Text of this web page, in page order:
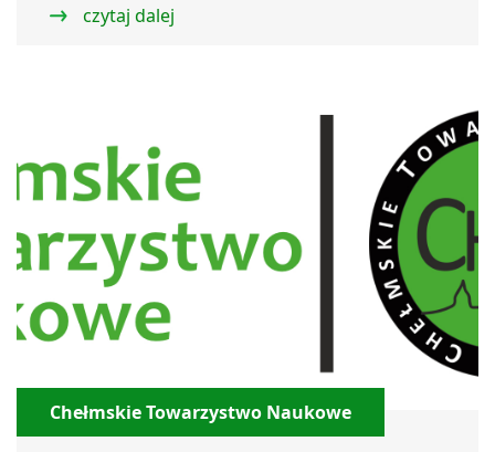
czytaj dalej
Chełmskie Towarzystwo Naukowe